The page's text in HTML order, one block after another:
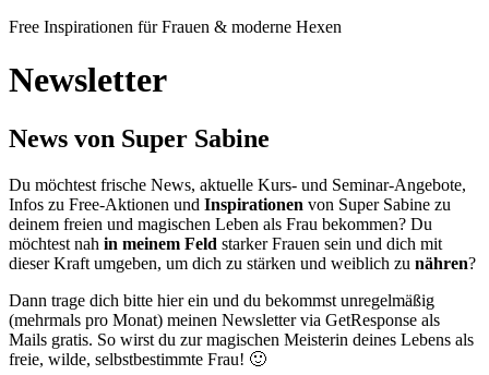
Free Inspirationen für Frauen & moderne Hexen
Newsletter
News von Super Sabine
Du möchtest frische News, aktuelle Kurs- und Seminar-Angebote,
Infos zu Free-Aktionen und Inspirationen von Super Sabine zu
deinem freien und magischen Leben als Frau bekommen? Du
möchtest nah in meinem Feld starker Frauen sein und dich mit
dieser Kraft umgeben, um dich zu stärken und weiblich zu nähren?
Dann trage dich bitte hier ein und du bekommst unregelmäßig
(mehrmals pro Monat) meinen Newsletter via GetResponse als
Mails gratis. So wirst du zur magischen Meisterin deines Lebens als
freie, wilde, selbstbestimmte Frau! 🙂